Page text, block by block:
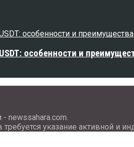
особенности и
newssahara.com.
указание активной и